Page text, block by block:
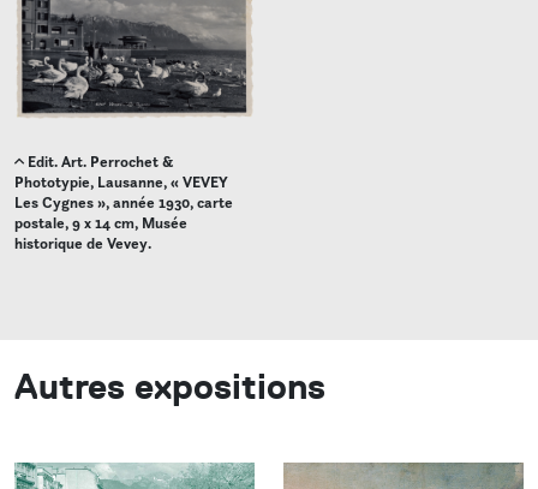
Edit. Art. Perrochet &
Phototypie, Lausanne, « VEVEY
Les Cygnes », année 1930, carte
postale, 9 x 14 cm, Musée
historique de Vevey.
Autres expositions